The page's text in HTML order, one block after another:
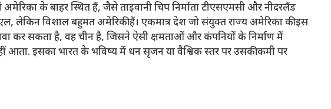
के बाहर स्थित हैं, जैसे ताइवानी चिप निर्माता टीएसएमसी और नीदरलैंड
लेकिन विशाल बहुमत अमेरिकी हैं। एकमात्र देश जो संयुक्त राज्य अमेरिका की इस
कर सकता है, वह चीन है, जिसने ऐसी क्षमताओं और कंपनियों के निर्माण में
आता. इसका भारत के भविष्य में धन सृजन या वैश्विक स्तर पर उसकी कमी पर